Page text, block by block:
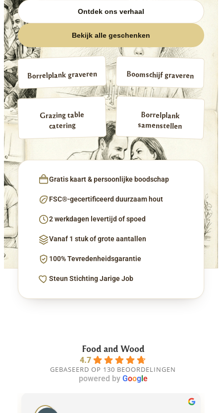
Ontdek ons verhaal
Bekijk alle geschenken
Borrelplank graveren Boomschijf graveren
Grazing table
catering
Borrelplank
samenstellen
Gratis kaart & persoonlijke boodschap
FSC®-gecertificeerd duurzaam hout
2 werkdagen levertijd of spoed
Vanaf 1 stuk of grote aantallen
100% Tevredenheidsgarantie
Steun Stichting Jarige Job
Food and Wood
4.7
GEBASEERD OP 130 BEOORDELINGEN
powered by Googl e